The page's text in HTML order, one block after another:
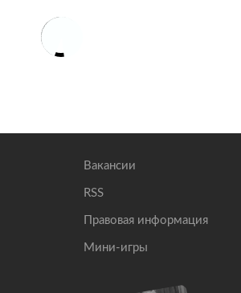
российским студентам
Вакансии
RSS
Правовая информация
Мини-игры